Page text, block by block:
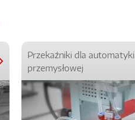
Przekaźniki dla automatyki
przemysłowej